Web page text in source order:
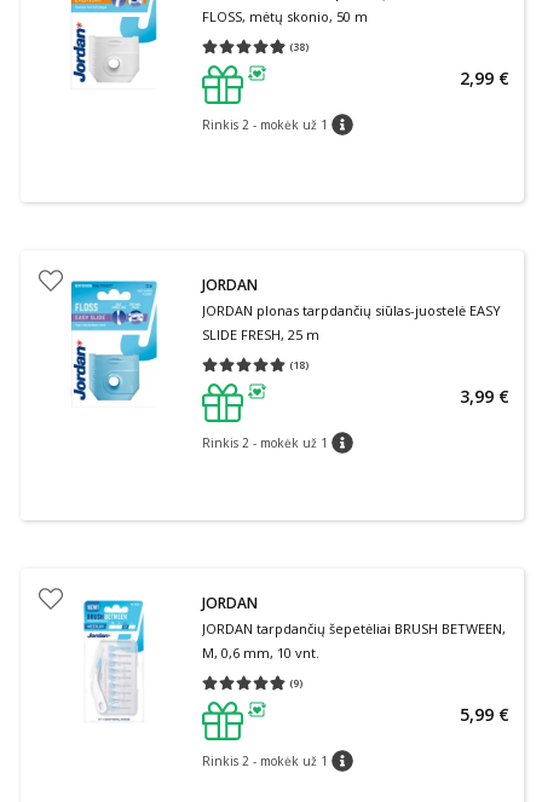
FLOSS, mėtų skonio, 50 m
(38)
Vidutinis įvertinimas 4.89
patarimas
Rinkis 2 - mokėk už 1 patarimas
2,99 €
JORDAN
JORDAN plonas tarpdančių siūlas-juostelė EASY
SLIDE FRESH, 25 m
(18)
Vidutinis įvertinimas 5.00
patarimas
Rinkis 2 - mokėk už 1 patarimas
3,99 €
JORDAN
JORDAN tarpdančių šepetėliai BRUSH BETWEEN,
M, 0,6 mm, 10 vnt.
(9)
Vidutinis įvertinimas 4.78
patarimas
Rinkis 2 - mokėk už 1 patarimas
5,99 €